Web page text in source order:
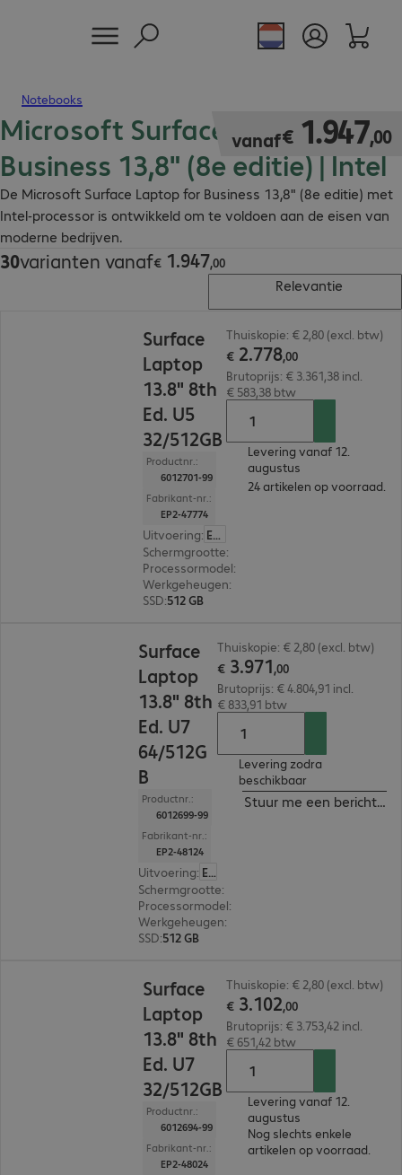
Notebooks
Microsoft Surface Laptop for
Business 13,8" (8e editie) | Intel
De Microsoft Surface Laptop for Business 13,8" (8e editie) met
Intel-processor is ontwikkeld om te voldoen aan de eisen van
moderne bedrijven.
vanaf€ 1.947,00
€ 1.947,00
30varianten vanaf€ 1.947,00
€ 1.947,00
Relevantie
Surface
Laptop
13.8" 8th
Ed. U5
32/512GB
Productnr.:
6012701-99
Fabrikant-nr.:
EP2-47774
Uitvoering: Europa
Schermgrootte:
Processormodel:
Werkgeheugen:
SSD:512 GB
Thuiskopie: € 2,80 (excl. btw)
€ 2.778,00
Brutoprijs: € 3.361,38 incl.
€ 583,38 btw
Levering vanaf 12.
augustus
24 artikelen op voorraad.
Surface
Laptop
13.8" 8th
Ed. U7
64/512G
B
Productnr.:
6012699-99
Fabrikant-nr.:
EP2-48124
Uitvoering: Europa
Schermgrootte:
Processormodel:
Werkgeheugen:
SSD:512 GB
Thuiskopie: € 2,80 (excl. btw)
€ 3.971,00
Brutoprijs: € 4.804,91 incl.
€ 833,91 btw
Levering zodra
beschikbaar
Stuur me een bericht
Surface
Laptop
13.8" 8th
Ed. U7
32/512GB
Productnr.:
6012694-99
Fabrikant-nr.:
EP2-48024
Thuiskopie: € 2,80 (excl. btw)
€ 3.102,00
Brutoprijs: € 3.753,42 incl.
€ 651,42 btw
Levering vanaf 12.
augustus
Nog slechts enkele
artikelen op voorraad.